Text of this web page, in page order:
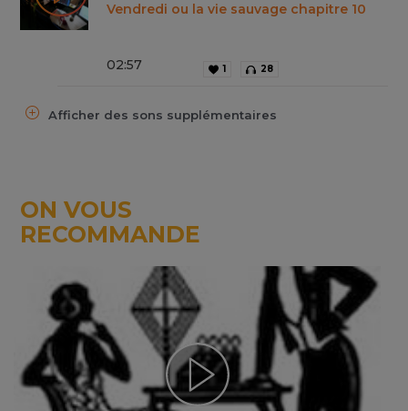
Vendredi ou la vie sauvage chapitre 10
02:57 1 28
Afficher des sons supplémentaires
ON VOUS
RECOMMANDE